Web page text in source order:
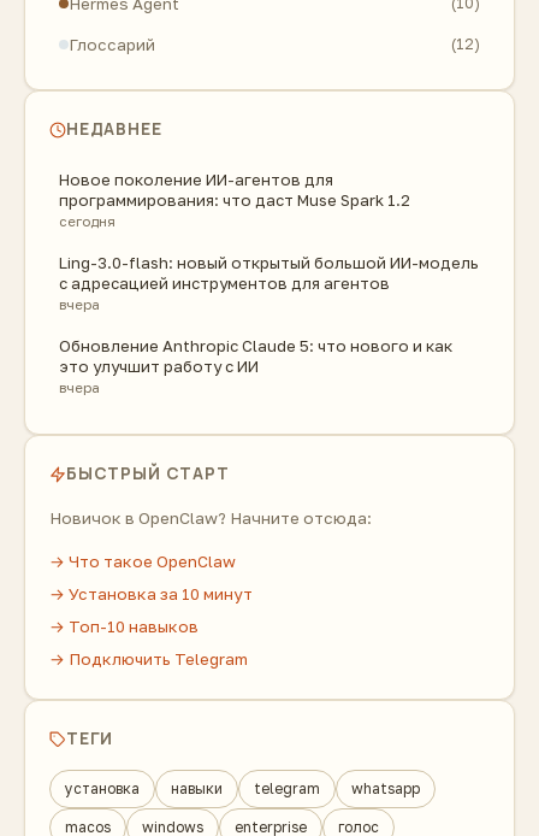
Глоссарий (12)
НЕДАВНЕЕ
Новое поколение ИИ-агентов для
программирования: что даст Muse Spark 1.2
сегодня
Ling-3.0-flash: новый открытый большой ИИ-модель
с адресацией инструментов для агентов
вчера
Обновление Anthropic Claude 5: что нового и как
это улучшит работу с ИИ
вчера
БЫСТРЫЙ СТАРТ
Новичок в OpenClaw? Начните отсюда:
→ Что такое OpenClaw
→ Установка за 10 минут
→ Топ-10 навыков
→ Подключить Telegram
ТЕГИ
установка навыки telegram whatsapp
macos windows enterprise голос